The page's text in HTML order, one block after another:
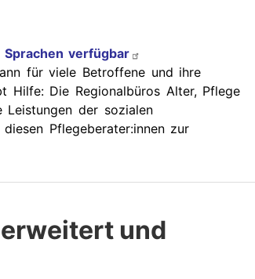
verfügbar
für viele Betroffene und ihre
Hilfe: Die Regionalbüros Alter, Pflege
Leistungen der sozialen
Pflegeberater:innen zur
und